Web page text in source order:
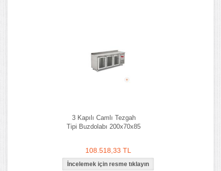
3 Kapılı Camlı Tezgah
Tipi Buzdolabı 200x70x85
108.518,33 TL